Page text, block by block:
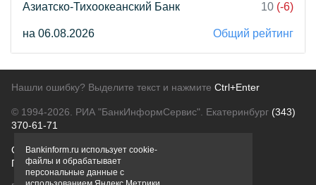
Азиатско-Тихоокеанский Банк
10 (-6)
на 06.08.2026 Общий рейтинг
Нашли ошибку? Выделите текст и нажмите Ctrl+Enter
© 1994-2026. РИА "БанкИнформСервис". Екатеринбург (343)
370-61-71
О проектеПолитика конфиденциальности
Правовая информацияДля рекламодателей
Bankinform.ru использует cookie-
файлы и обрабатывает
персональные данные с